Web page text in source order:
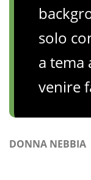
solo
a tema
venire
DONNA NEBBIA